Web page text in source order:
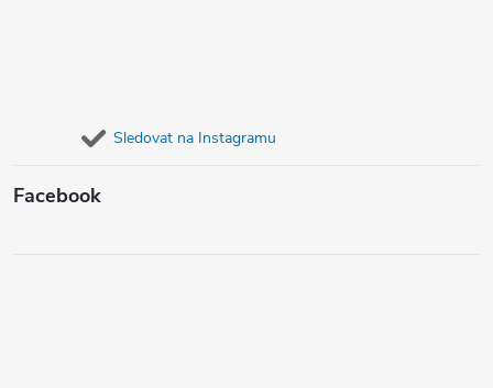
Sledovat na Instagramu
Facebook